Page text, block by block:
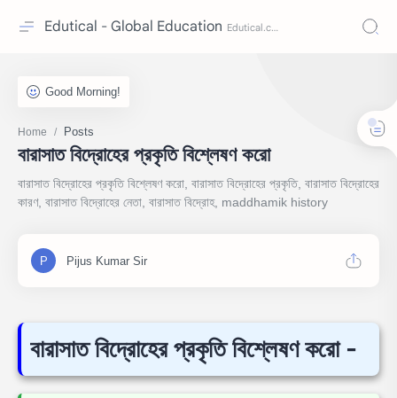
Edutical - Global Education
Home Posts
বারাসাত বিদ্রোহের প্রকৃতি বিশ্লেষণ করো
বারাসাত বিদ্রোহের প্রকৃতি বিশ্লেষণ করো, বারাসাত বিদ্রোহের প্রকৃতি, বারাসাত বিদ্রোহের
কারণ, বারাসাত বিদ্রোহের নেতা, বারাসাত বিদ্রোহ, maddhamik history
বারাসাত বিদ্রোহের প্রকৃতি বিশ্লেষণ করো -